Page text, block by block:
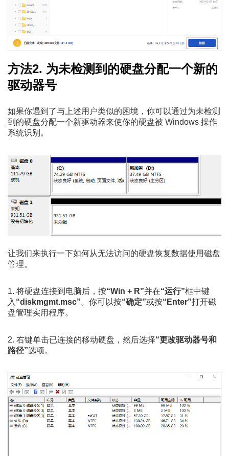
方法2. 为未检测到的硬盘分配一个新的
驱动器号
如果你遇到了与上述用户类似的困境，你可以通过为未检测
到的硬盘分配一个新驱动器来使你的硬盘被 Windows 操作
系统识别。
让我们来执行一下如何从无法访问的硬盘恢复数据使用磁盘
管理。
1. 将硬盘连接到电脑后，按“Win + R”并在“运行”框中键
入 “diskmgmt.msc”。你可以按“确定”或按“Enter”打开磁
盘管理实用程序。
2. 右键单击已连接的移动硬盘，然后选择“更改驱动器号和
路径”选项。